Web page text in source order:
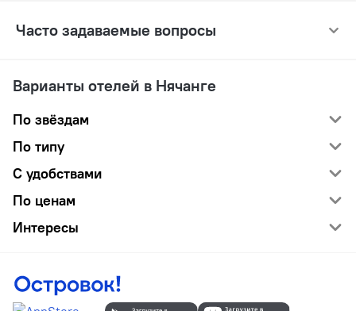
Часто задаваемые вопросы
Варианты отелей в Нячанге
По звёздам
По типу
С удобствами
По ценам
Интересы